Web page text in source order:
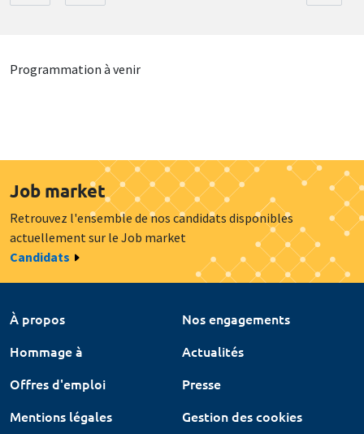
Programmation à venir
Job market
Retrouvez l'ensemble de nos candidats disponibles
actuellement sur le Job market
Candidats
À propos
Nos engagements
Hommage à
Actualités
Offres d'emploi
Presse
Mentions légales
Gestion des cookies